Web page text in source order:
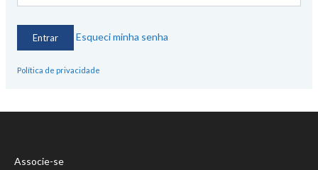
Esqueci minha senha
Política de privacidade
Associe-se